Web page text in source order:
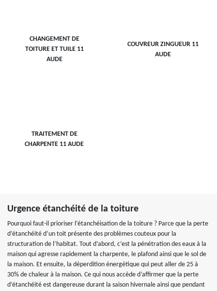
CHANGEMENT DE
TOITURE ET TUILE 11
AUDE
COUVREUR ZINGUEUR 11
AUDE
TRAITEMENT DE
CHARPENTE 11 AUDE
Urgence étanchéité de la toiture
Pourquoi faut-il prioriser l’étanchéisation de la toiture ? Parce que la perte
d’étanchéité d’un toit présente des problèmes couteux pour la
structuration de l’habitat. Tout d’abord, c’est la pénétration des eaux à la
maison qui agresse rapidement la charpente, le plafond ainsi que le sol de
la maison. Et ensuite, la déperdition énergétique qui peut aller de 25 à
30% de chaleur à la maison. Ce qui nous accède d’affirmer que la perte
d’étanchéité est dangereuse durant la saison hivernale ainsi que pendant